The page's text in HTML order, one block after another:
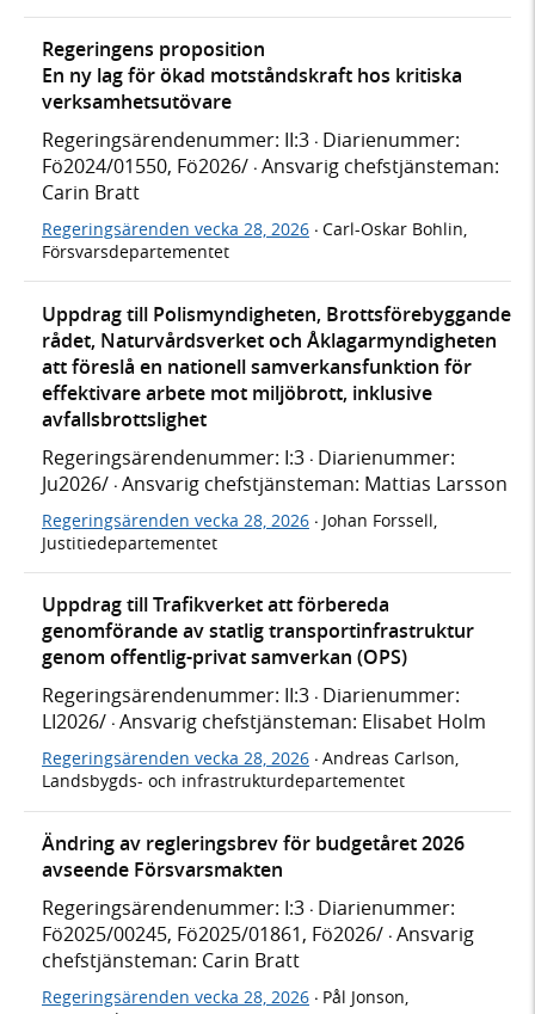
Regeringens proposition
En ny lag för ökad motståndskraft hos kritiska
verksamhetsutövare
Regeringsärendenummer: II:3 · Diarienummer:
Fö2024/01550, Fö2026/ · Ansvarig chefstjänsteman:
Carin Bratt
Regeringsärenden vecka 28, 2026 · Carl-Oskar Bohlin,
Försvarsdepartementet
Uppdrag till Polismyndigheten, Brottsförebyggande
rådet, Naturvårdsverket och Åklagarmyndigheten
att föreslå en nationell samverkansfunktion för
effektivare arbete mot miljöbrott, inklusive
avfallsbrottslighet
Regeringsärendenummer: I:3 · Diarienummer:
Ju2026/ · Ansvarig chefstjänsteman: Mattias Larsson
Regeringsärenden vecka 28, 2026 · Johan Forssell,
Justitiedepartementet
Uppdrag till Trafikverket att förbereda
genomförande av statlig transportinfrastruktur
genom offentlig-privat samverkan (OPS)
Regeringsärendenummer: II:3 · Diarienummer:
LI2026/ · Ansvarig chefstjänsteman: Elisabet Holm
Regeringsärenden vecka 28, 2026 · Andreas Carlson,
Landsbygds- och infrastrukturdepartementet
Ändring av regleringsbrev för budgetåret 2026
avseende Försvarsmakten
Regeringsärendenummer: I:3 · Diarienummer:
Fö2025/00245, Fö2025/01861, Fö2026/ · Ansvarig
chefstjänsteman: Carin Bratt
Regeringsärenden vecka 28, 2026 · Pål Jonson,